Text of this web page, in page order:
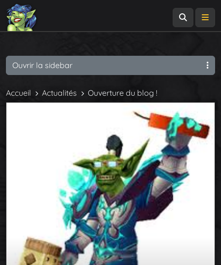
Accueil Actualités Ouverture du blog !
Ouvrir la sidebar